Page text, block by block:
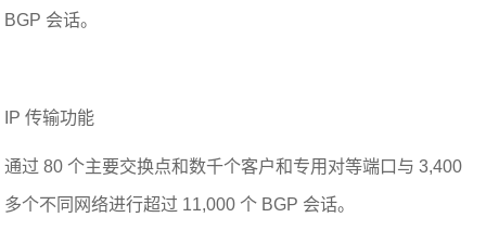
BGP 会话。
IP 传输功能
通过 80 个主要交换点和数千个客户和专用对等端口与 3,400
多个不同网络进行超过 11,000 个 BGP 会话。